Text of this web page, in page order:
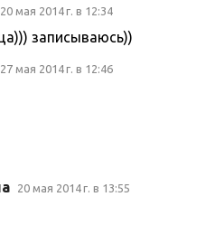
20 мая 2014 г. в 12:34
записываюсь))
27 мая 2014 г. в 12:46
20 мая 2014 г. в 13:55